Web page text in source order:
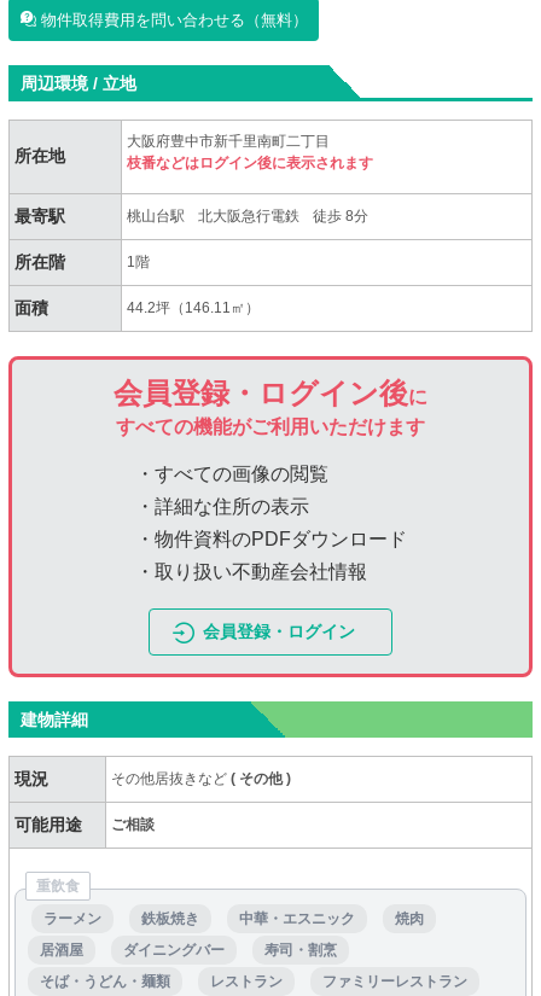
物件取得費用を問い合わせる（無料）
周辺環境 / 立地
所在地
大阪府豊中市新千里南町二丁目
枝番などはログイン後に表示されます
最寄駅 桃山台駅 北大阪急行電鉄 徒歩 8分
所在階 1階
面積 44.2坪（146.11㎡）
会員登録・ログイン後に
すべての機能がご利用いただけます
・すべての画像の閲覧
・詳細な住所の表示
・物件資料のPDFダウンロード
・取り扱い不動産会社情報
会員登録・ログイン
建物詳細
現況 その他居抜きなど( その他)
可能用途 ご相談
重飲食
ラーメン
鉄板焼き 中華・エスニック
焼肉
居酒屋
ダイニングバー
寿司・割烹
そば・うどん・麺類
レストラン ファミリーレストラン